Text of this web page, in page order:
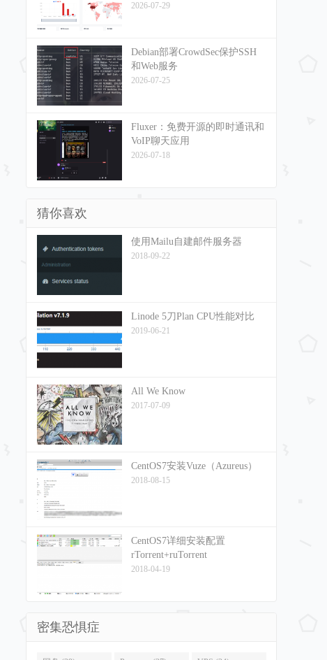
2026-07-29
Debian部署CrowdSec保护SSH
和Web服务
2026-07-25
Fluxer：免费开源的即时通讯和
VoIP聊天应用
2026-07-18
猜你喜欢
使用Mailu自建邮件服务器
2018-09-22
Linode 5刀Plan CPU性能对比
2019-06-21
All We Know
2017-07-09
CentOS7安装Vuze（Azureus）
2018-08-15
CentOS7详细安装配置
rTorrent+ruTorrent
2018-04-19
密集恐惧症